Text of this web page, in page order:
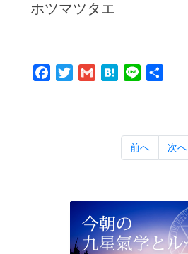
ホツマツタエ
Facebook
TwitterGmail Hatena
Line
前へ 次へ